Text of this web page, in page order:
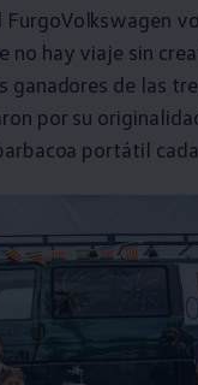
FurgoVolkswagen
no hay viaje sin
ganadores de las
por su
portátil